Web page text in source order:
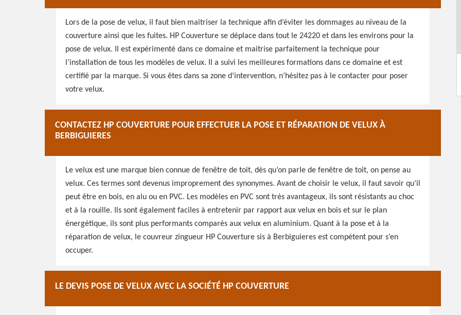
Lors de la pose de velux, il faut bien maitriser la technique afin d’éviter les dommages au niveau de la
couverture ainsi que les fuites. HP Couverture se déplace dans tout le 24220 et dans les environs pour la
pose de velux. Il est expérimenté dans ce domaine et maitrise parfaitement la technique pour
l’installation de tous les modèles de velux. Il a suivi les meilleures formations dans ce domaine et est
certifié par la marque. Si vous êtes dans sa zone d’intervention, n’hésitez pas à le contacter pour poser
votre velux.
CONTACTEZ HP COUVERTURE POUR EFFECTUER LA POSE ET RÉPARATION DE VELUX À
BERBIGUIERES
Le velux est une marque bien connue de fenêtre de toit, dès qu’on parle de fenêtre de toit, on pense au
velux. Ces termes sont devenus improprement des synonymes. Avant de choisir le velux, il faut savoir qu’il
peut être en bois, en alu ou en PVC. Les modèles en PVC sont très avantageux, ils sont résistants au choc
et à la rouille. Ils sont également faciles à entretenir par rapport aux velux en bois et sur le plan
énergétique, ils sont plus performants comparés aux velux en aluminium. Quant à la pose et à la
réparation de velux, le couvreur zingueur HP Couverture sis à Berbiguieres est compétent pour s’en
occuper.
LE DEVIS POSE DE VELUX AVEC LA SOCIÉTÉ HP COUVERTURE